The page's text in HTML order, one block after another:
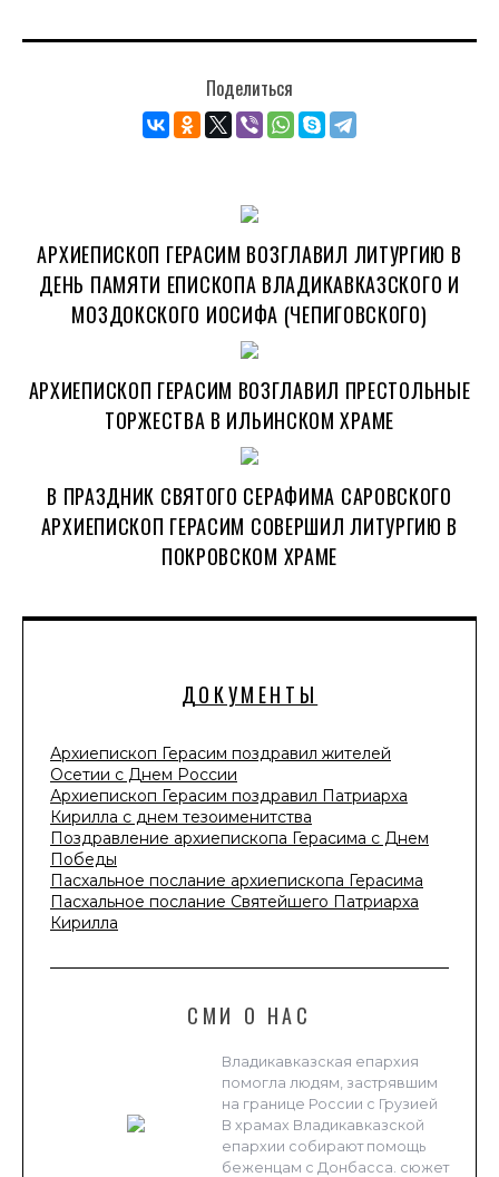
ДОКУМЕНТЫ
Архиепископ Герасим поздравил жителей
Осетии с Днем России
Архиепископ Герасим поздравил Патриарха
Кирилла с днем тезоименитства
Поздравление архиепископа Герасима с Днем
Победы
Пасхальное послание архиепископа Герасима
Пасхальное послание Святейшего Патриарха
Кирилла
СМИ О НАС
Владикавказская епархия
помогла людям, застрявшим
на границе России с Грузией
В храмах Владикавказской
епархии собирают помощь
беженцам с Донбасса. сюжет
Поделиться
АРХИЕПИСКОП ГЕРАСИМ ВОЗГЛАВИЛ ЛИТУРГИЮ В
ДЕНЬ ПАМЯТИ ЕПИСКОПА ВЛАДИКАВКАЗСКОГО И
МОЗДОКСКОГО ИОСИФА (ЧЕПИГОВСКОГО)
АРХИЕПИСКОП ГЕРАСИМ ВОЗГЛАВИЛ ПРЕСТОЛЬНЫЕ
ТОРЖЕСТВА В ИЛЬИНСКОМ ХРАМЕ
В ПРАЗДНИК СВЯТОГО СЕРАФИМА САРОВСКОГО
АРХИЕПИСКОП ГЕРАСИМ СОВЕРШИЛ ЛИТУРГИЮ В
ПОКРОВСКОМ ХРАМЕ